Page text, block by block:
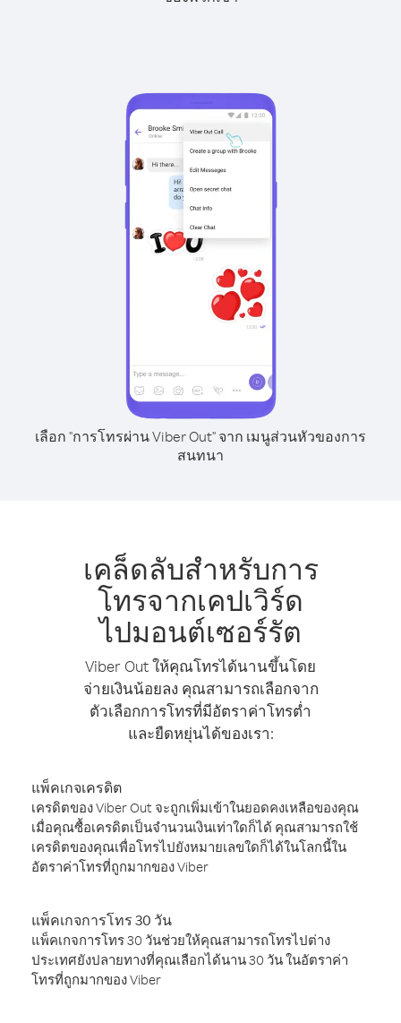
เลือก "การโทรผ่าน Viber Out" จาก เมนูส่วนหัวของการ
สนทนา
เคล็ดลับสำหรับการ
โทรจากเคปเวิร์ด
ไปมอนต์เซอร์รัต
Viber Out ให้คุณโทรได้นานขึ้นโดย
จ่ายเงินน้อยลง คุณสามารถเลือกจาก
ตัวเลือกการโทรที่มีอัตราค่าโทรต่ำ
และยืดหยุ่นได้ของเรา:
แพ็คเกจเครดิต
เครดิตของ Viber Out จะถูกเพิ่มเข้าในยอดคงเหลือของคุณ
เมื่อคุณซื้อเครดิตเป็นจำนวนเงินเท่าใดก็ได้ คุณสามารถใช้
เครดิตของคุณเพื่อโทรไปยังหมายเลขใดก็ได้ในโลกนี้ใน
อัตราค่าโทรที่ถูกมากของ Viber
แพ็คเกจการโทร 30 วัน
แพ็คเกจการโทร 30 วันช่วยให้คุณสามารถโทรไปต่าง
ประเทศยังปลายทางที่คุณเลือกได้นาน 30 วัน ในอัตราค่า
โทรที่ถูกมากของ Viber